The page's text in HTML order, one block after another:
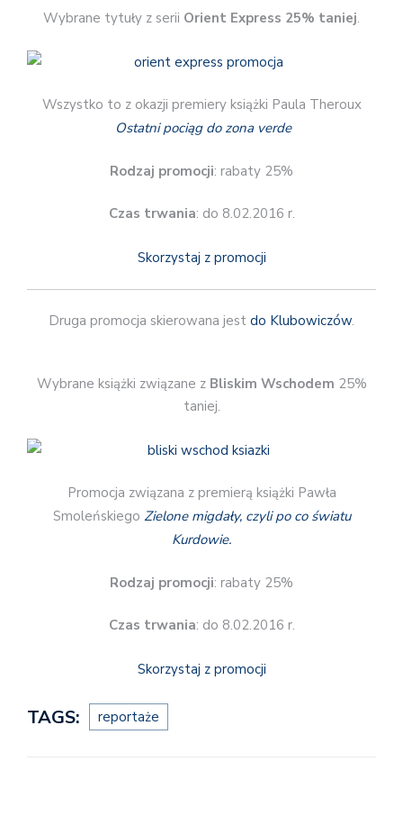
Wybrane tytuły z serii Orient Express 25% taniej.
Wszystko to z okazji premiery książki Paula Theroux
Ostatni pociąg do zona verde
Rodzaj promocji: rabaty 25%
Czas trwania: do 8.02.2016 r.
Skorzystaj z promocji
Druga promocja skierowana jest do Klubowiczów.
Wybrane książki związane z Bliskim Wschodem 25%
taniej.
Promocja związana z premierą książki Pawła
Smoleńskiego Zielone migdały, czyli po co światu
Kurdowie.
Rodzaj promocji: rabaty 25%
Czas trwania: do 8.02.2016 r.
Skorzystaj z promocji
TAGS: reportaże